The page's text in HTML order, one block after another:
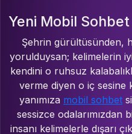
Yeni Mobil
Şehrin gürültüsünden,
yorulduysan; kelimelerin
kendini o ruhsuz
verme diyen o iç
yanımıza mobil sohbet
sessizce odalarımızdan
insanı kelimelerle dışarı